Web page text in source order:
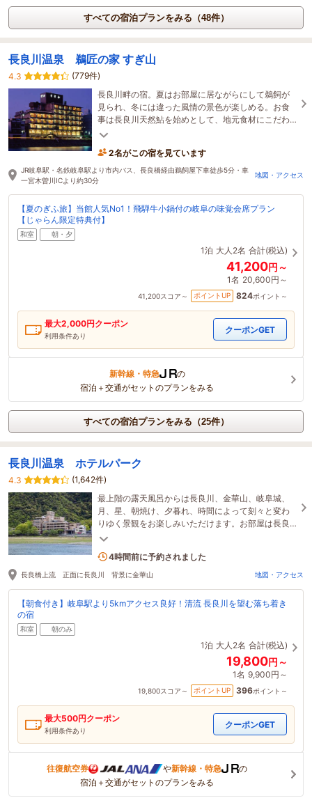
すべての宿泊プランをみる（48件）
長良川温泉 鵜匠の家 すぎ山
4.3
(779件)
長良川畔の宿。夏はお部屋に居ながらにして鵜飼が
見られ、冬には違った風情の景色が楽しめる。お食
事は長良川天然鮎を始めとして、地元食材にこだわ
って使用する料理一筋の宿。
2名がこの宿を見ています
JR岐阜駅・名鉄岐阜駅より市内バス、長良橋経由鵜飼屋下車徒歩5分・車
一宮木曽川ICより約30分
地図・アクセス
【夏のぎふ旅】当館人気No1！飛騨牛小鍋付の岐阜の味覚会席プラン
【じゃらん限定特典付】
和室 朝・夕
1泊 大人2名 合計(税込)
41,200円～
1名 20,600円～
41,200スコア～ ポイントUP 824ポイント～
最大2,000円クーポン
利用条件あり
クーポンGET
新幹線・特急
の
宿泊＋交通がセットのプランをみる
すべての宿泊プランをみる（25件）
長良川温泉 ホテルパーク
4.3
(1,642件)
最上階の露天風呂からは長良川、金華山、岐阜城、
月、星、朝焼け、夕暮れ、時間によって刻々と変わ
りゆく景観をお楽しみいただけます。お部屋は長良
川、金華山お好きな景観をお選び下さいませ。
1名がこの宿を見ています
4時間前に予約されました
長良橋上流 正面に長良川 背景に金華山 地図・アクセス
【朝食付き】岐阜駅より5kmアクセス良好！清流 長良川を望む落ち着き
の宿
和室 朝のみ
1泊 大人2名 合計(税込)
19,800円～
1名 9,900円～
19,800スコア～ ポイントUP 396ポイント～
最大500円クーポン
利用条件あり
クーポンGET
往復航空券 や新幹線・特急
の
宿泊＋交通がセットのプランをみる